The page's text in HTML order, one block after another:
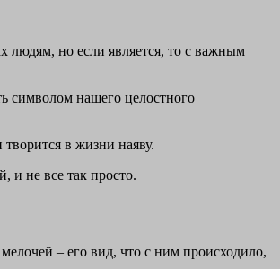
людям, но если является, то с важным
символом нашего целостного
в жизни наяву.
и не все так просто.
– его вид, что с ним происходило,